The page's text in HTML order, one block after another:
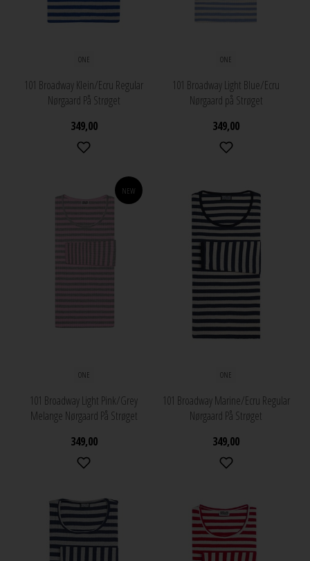
ONE
101 Broadway Klein/Ecru Regular
Nørgaard På Strøget
349,00
ONE
101 Broadway Light Blue/Ecru
Nørgaard på Strøget
349,00
NEW
ONE
101 Broadway Light Pink/Grey
Melange Nørgaard På Strøget
349,00
ONE
101 Broadway Marine/Ecru Regular
Nørgaard På Strøget
349,00